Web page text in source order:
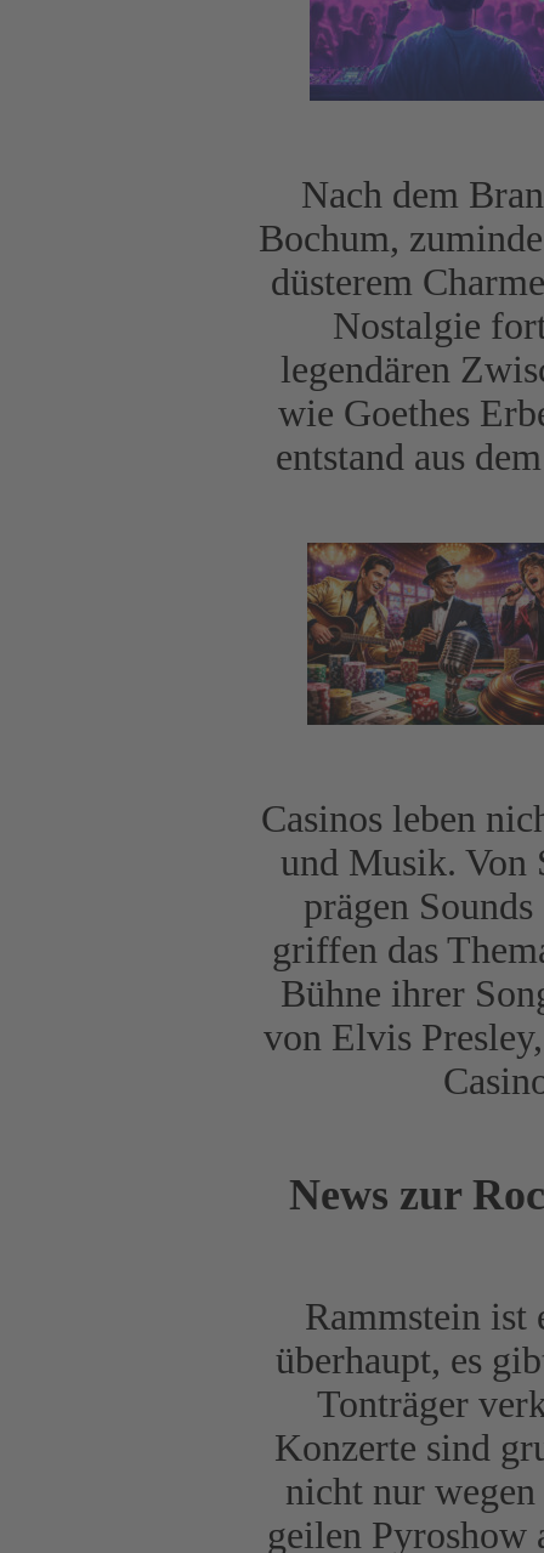
Nach dem
Bochum,
düsterem
Nostalgie
legendären
wie Goethes
entstand aus
Casinos leben
und Musik. Von
prägen
griffen das
Bühne ihrer
von Elvis
News zur
Rammstein ist
überhaupt, es
Tonträger
Konzerte sind
nicht nur
geilen Pyroshow